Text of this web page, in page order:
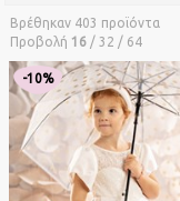
Βρέθηκαν 403 προϊόντα
Προβολή 16 / 32 / 64
-10%